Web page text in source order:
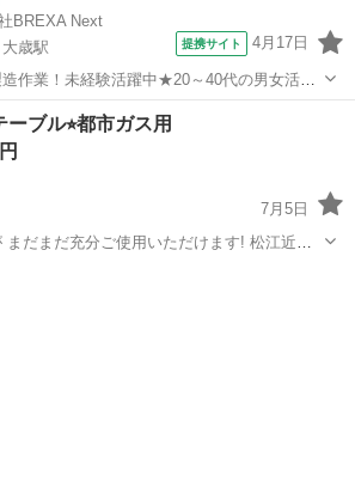
BREXA Next
歳駅
提携サイト 4月17日
作業！未経験活躍中★20～40代の男女活躍
！備品付きワンルーム寮費無料！赴任旅費会
対応可◎格安食堂利用可！年間休日135日
》 人気の工...
駅 その他
ーブル⭐︎都市ガス用
7月5日
まだ充分ご使用いただけます! 松江近辺